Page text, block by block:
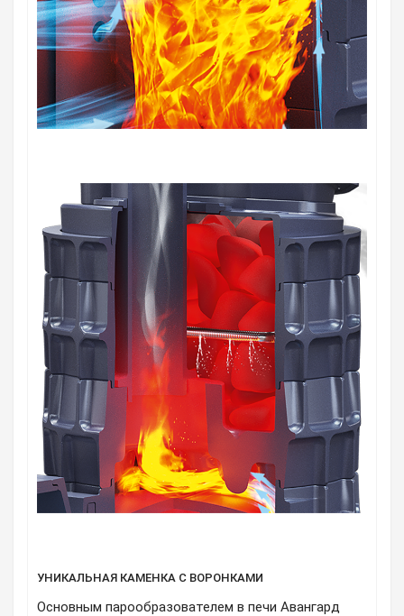
УНИКАЛЬНАЯ КАМЕНКА С ВОРОНКАМИ
Основным парообразователем в печи Авангард